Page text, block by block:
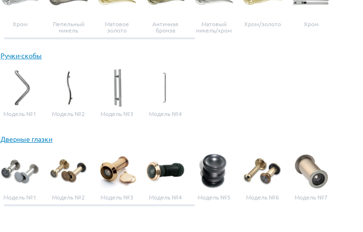
Хром
Пепельный
никель
Матовое
золото
Античная
бронза
Матовый
никель/хром
Хром/золото Хром
Ручки-скобы
Модель №1 Модель №2 Модель №3 Модель №4
Дверные глазки
Модель №1 Модель №2 Модель №3 Модель №4 Модель №5 Модель №6 Модель №7